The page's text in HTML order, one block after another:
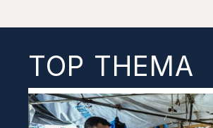
TOP THEMA